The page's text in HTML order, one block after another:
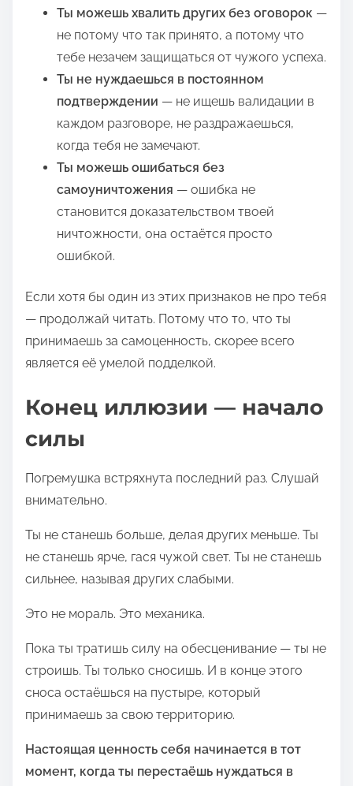
Ты можешь хвалить других без оговорок —
не потому что так принято, а потому что
тебе незачем защищаться от чужого успеха.
Ты не нуждаешься в постоянном
подтверждении — не ищешь валидации в
каждом разговоре, не раздражаешься,
когда тебя не замечают.
Ты можешь ошибаться без
самоуничтожения — ошибка не
становится доказательством твоей
ничтожности, она остаётся просто
ошибкой.
Если хотя бы один из этих признаков не про тебя
— продолжай читать. Потому что то, что ты
принимаешь за самоценность, скорее всего
является её умелой подделкой.
Конец иллюзии — начало
силы
Погремушка встряхнута последний раз. Слушай
внимательно.
Ты не станешь больше, делая других меньше. Ты
не станешь ярче, гася чужой свет. Ты не станешь
сильнее, называя других слабыми.
Это не мораль. Это механика.
Пока ты тратишь силу на обесценивание — ты не
строишь. Ты только сносишь. И в конце этого
сноса остаёшься на пустыре, который
принимаешь за свою территорию.
Настоящая ценность себя начинается в тот
момент, когда ты перестаёшь нуждаться в